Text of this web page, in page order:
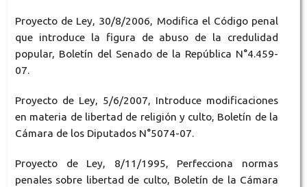
Proyecto de Ley, 30/8/2006, Modifica el Código penal
que introduce la figura de abuso de la credulidad
popular, Boletín del Senado de la República N°4.459-
07.
Proyecto de Ley, 5/6/2007, Introduce modificaciones
en materia de libertad de religión y culto, Boletín de la
Cámara de los Diputados N°5074-07.
Proyecto de Ley, 8/11/1995, Perfecciona normas
penales sobre libertad de culto, Boletín de la Cámara